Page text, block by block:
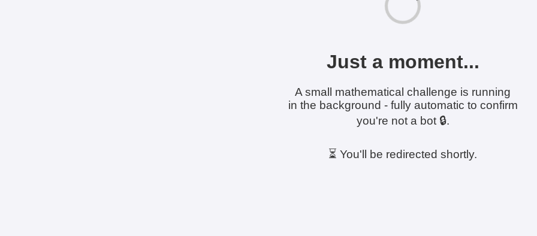
Just a moment...
A small mathematical challenge is running
in the background - fully automatic to confirm
you're not a bot 🔒.
⏳ You'll be redirected shortly.